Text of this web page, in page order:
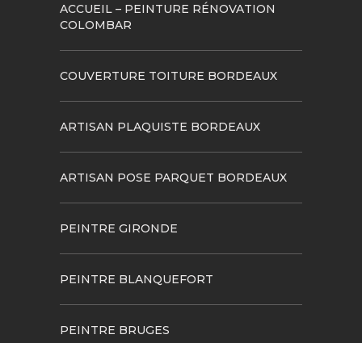
ACCUEIL – PEINTURE RÉNOVATION
COLOMBAR
COUVERTURE TOITURE BORDEAUX
ARTISAN PLAQUISTE BORDEAUX
ARTISAN POSE PARQUET BORDEAUX
PEINTRE GIRONDE
PEINTRE BLANQUEFORT
PEINTRE BRUGES